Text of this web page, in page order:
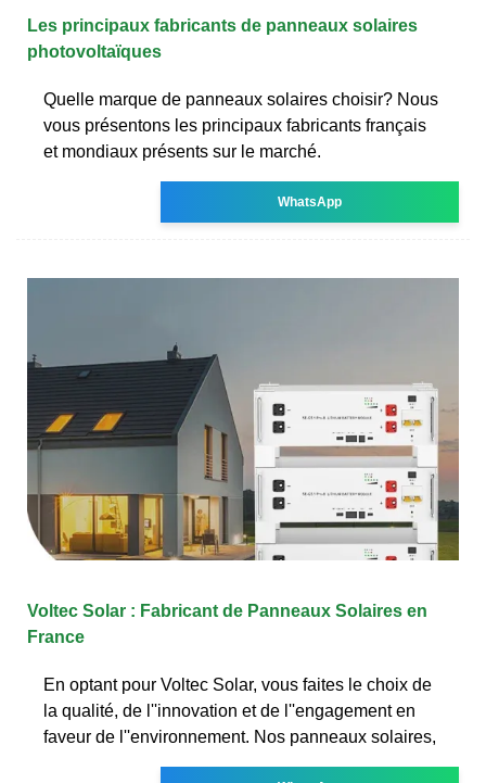
Les principaux fabricants de panneaux solaires
photovoltaïques
Quelle marque de panneaux solaires choisir? Nous
vous présentons les principaux fabricants français
et mondiaux présents sur le marché.
WhatsApp
Voltec Solar : Fabricant de Panneaux Solaires en
France
En optant pour Voltec Solar, vous faites le choix de
la qualité, de l''innovation et de l''engagement en
faveur de l''environnement. Nos panneaux solaires,